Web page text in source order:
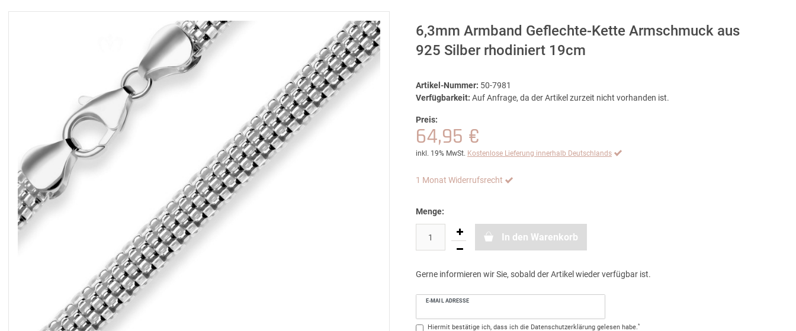
6,3mm Armband Geflechte-Kette Armschmuck aus
925 Silber rhodiniert 19cm
Artikel-Nummer: 50-7981
Verfügbarkeit: Auf Anfrage, da der Artikel zurzeit nicht vorhanden ist.
Preis:
64,95 €
inkl. 19% MwSt. Kostenlose Lieferung innerhalb Deutschlands
1 Monat Widerrufsrecht
Menge:
In den Warenkorb
Gerne informieren wir Sie, sobald der Artikel wieder verfügbar ist.
E-MAIL ADRESSE
Hiermit bestätige ich, dass ich die Daten­schutz­erklärung gelesen habe.*